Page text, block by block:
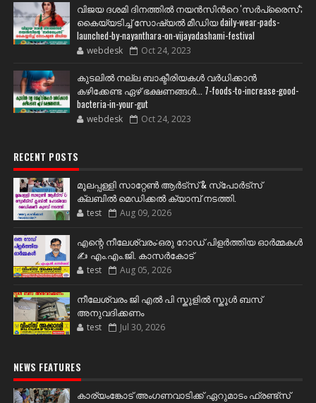
വിജയ ദശമി ദിനത്തില്‍ നയന്‍സിന്‍റെ 'സര്‍പ്രൈസ്';
കൈയ്യടിച്ച് സോഷ്യല്‍ മീഡിയ daily-wear-pads-
launched-by-nayanthara-on-vijayadashami-festival
webdesk Oct 24, 2023
കുടലിൽ നല്ല ബാക്ടീരിയകൾ വര്‍ധിക്കാന്‍
കഴിക്കേണ്ട ഏഴ് ഭക്ഷണങ്ങള്‍... 7-foods-to-increase-good-
bacteria-in-your-gut
webdesk Oct 24, 2023
RECENT POSTS
മൂലപ്പള്ളി സാറ്റേൺ ആർട്സ് & സ്പോർട്സ്
ക്ലബിൽ മെഡിക്കൽ ക്യാമ്പ് നടത്തി.
test Aug 09, 2026
എന്റെ നീലേശ്വരം:ഒരു റോഡ് പിളർത്തിയ ഓർമ്മകൾ
✍️ എം.എം.ജി. കാസർകോട്
test Aug 05, 2026
നീലേശ്വരം ജി എൽ പി സ്കൂളിൽ സ്കൂൾ ബസ്
അനുവദിക്കണം
test Jul 30, 2026
NEWS FEATURES
കാര്യംങ്കോട് അംഗണവാടിക്ക് ഏറുമാടം ഫ്രണ്ട്സ്